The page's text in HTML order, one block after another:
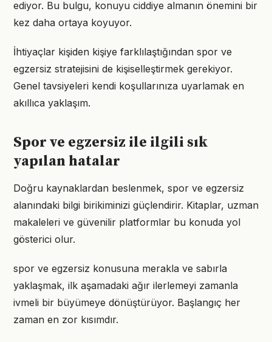
ediyor. Bu bulgu, konuyu ciddiye almanın önemini bir
kez daha ortaya koyuyor.
İhtiyaçlar kişiden kişiye farklılaştığından spor ve
egzersiz stratejisini de kişiselleştirmek gerekiyor.
Genel tavsiyeleri kendi koşullarınıza uyarlamak en
akıllıca yaklaşım.
Spor ve egzersiz ile ilgili sık
yapılan hatalar
Doğru kaynaklardan beslenmek, spor ve egzersiz
alanındaki bilgi birikiminizi güçlendirir. Kitaplar, uzman
makaleleri ve güvenilir platformlar bu konuda yol
gösterici olur.
spor ve egzersiz konusuna merakla ve sabırla
yaklaşmak, ilk aşamadaki ağır ilerlemeyi zamanla
ivmeli bir büyümeye dönüştürüyor. Başlangıç her
zaman en zor kısımdır.